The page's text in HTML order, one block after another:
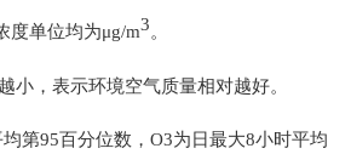
度单位均为μg/m3。
小，表示环境空气质量相对越好。
第95百分位数，O3为日最大8小时平均